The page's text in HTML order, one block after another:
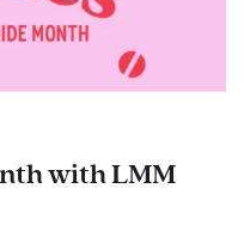
with LMM